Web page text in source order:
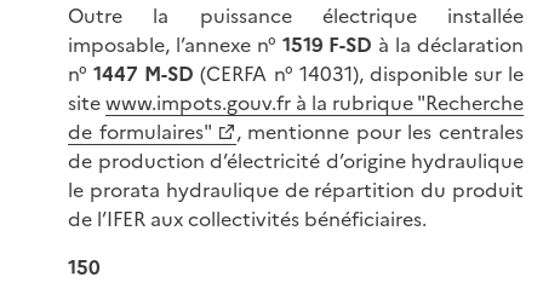
Outre la puissance électrique installée
imposable, l’annexe n° 1519 F-SD à la déclaration
n°1447 M-SD (CERFA n° 14031), disponible sur le
sitewww.impots.gouv.fr à la rubrique "Recherche
de formulaires"
, mentionne pour les centrales
de production d’électricité d’origine hydraulique
le prorata hydraulique de répartition du produit
de l’IFER aux collectivités bénéficiaires.
150